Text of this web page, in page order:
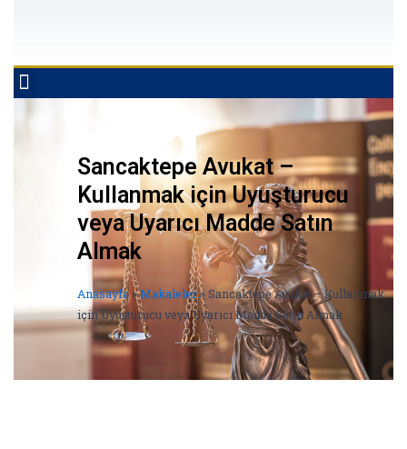
Sancaktepe Avukat –
Kullanmak için Uyuşturucu
veya Uyarıcı Madde Satın
Almak
Anasayfa»Makaleler»Sancaktepe Avukat – Kullanmak
için Uyuşturucu veya Uyarıcı Madde Satın Almak